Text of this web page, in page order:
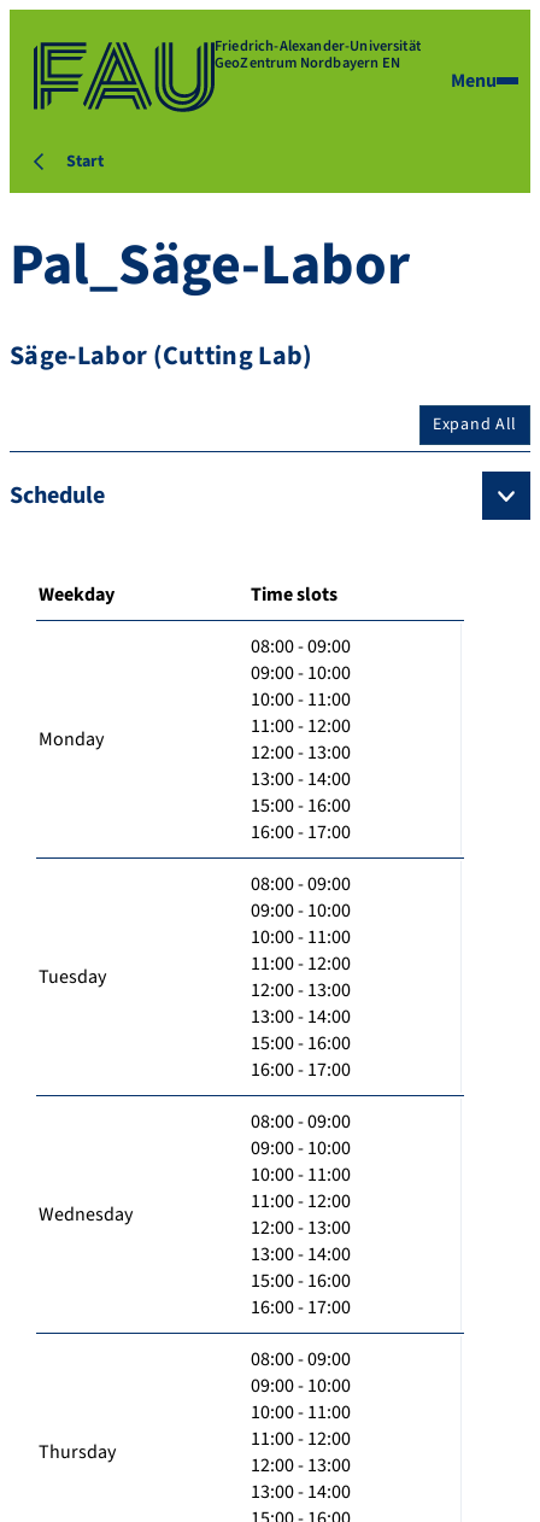
Friedrich-Alexander-Universität
GeoZentrum Nordbayern EN
Menu
Start
Pal_Säge-Labor
Säge-Labor (Cutting Lab)
Expand All
Schedule
Weekday Time slots
Monday
08:00 - 09:00
09:00 - 10:00
10:00 - 11:00
11:00 - 12:00
12:00 - 13:00
13:00 - 14:00
15:00 - 16:00
16:00 - 17:00
Tuesday
08:00 - 09:00
09:00 - 10:00
10:00 - 11:00
11:00 - 12:00
12:00 - 13:00
13:00 - 14:00
15:00 - 16:00
16:00 - 17:00
Wednesday
08:00 - 09:00
09:00 - 10:00
10:00 - 11:00
11:00 - 12:00
12:00 - 13:00
13:00 - 14:00
15:00 - 16:00
16:00 - 17:00
Thursday
08:00 - 09:00
09:00 - 10:00
10:00 - 11:00
11:00 - 12:00
12:00 - 13:00
13:00 - 14:00